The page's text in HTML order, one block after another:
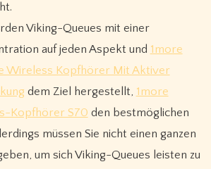
Viking-Queues mit einer
auf jeden Aspekt und 1more
Wireless Kopfhörer Mit Aktiver
dem Ziel hergestellt, 1more
Kopfhörer S70 den bestmöglichen
müssen Sie nicht einen ganzen
um sich Viking-Queues leisten zu